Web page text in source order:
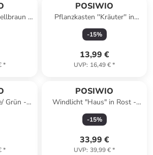
-
*
POSIWIO
Pflanzkasten ''Kräuter'' in
Weiß - (B)29 x (H)13 x (T)12
cm
-15%
13,99 €
UVP: 16,49 €*
Grün -
*
POSIWIO
Windlicht "Haus" in Rost -
(B)15,5 x (H)34 x (T)6 cm
-15%
33,99 €
UVP: 39,99 €*